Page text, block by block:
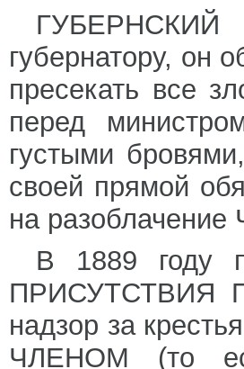
губернатору, он
пресекать все
перед
густыми
своей прямой
на разоблачение
В 1889 году
ПРИСУТСТВИЯ
надзор за
ЧЛЕНОМ (то